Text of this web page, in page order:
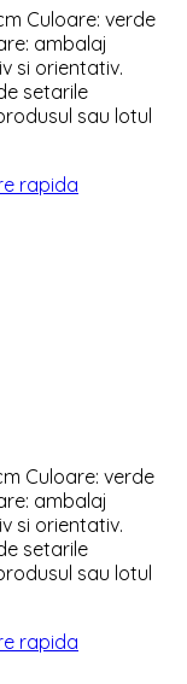
Culoare: verde
ambalaj
si orientativ.
setarile
sau lotul
rapida
Culoare: verde
ambalaj
si orientativ.
setarile
sau lotul
rapida